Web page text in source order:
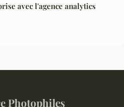
avec l'agence analytics
Photophiles